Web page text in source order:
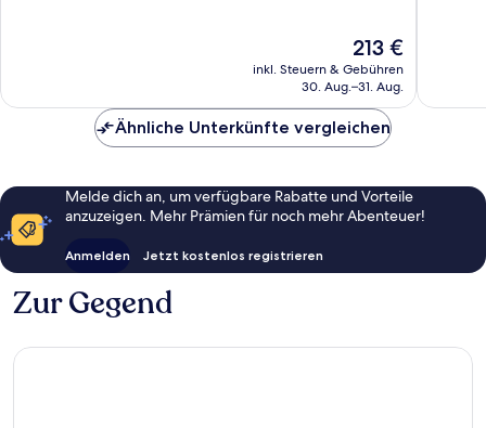
Der
Preis
beträgt
213 €
inkl. Steuern & Gebühren
30. Aug.–31. Aug.
Ähnliche Unterkünfte vergleichen
Melde dich an, um verfügbare Rabatte und Vorteile
anzuzeigen. Mehr Prämien für noch mehr Abenteuer!
Anmelden Jetzt kostenlos registrieren
Zur Gegend